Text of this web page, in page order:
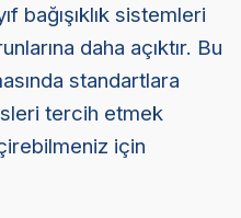
bağışıklık sistemleri
daha açıktır. Bu
standartlara
tercih etmek
için